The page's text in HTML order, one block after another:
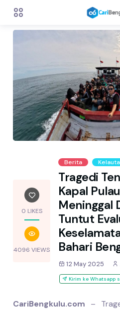
0 LIKES
4096 VIEWS
Berita
Tragedi
Kapal
Meninggal
Tuntut
Bahari
12 May 2025
Kirim ke Whatsapp
CariBengkulu.com –